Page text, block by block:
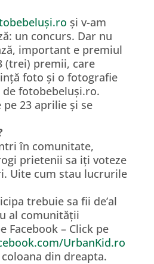
și v-am
un concurs. Dar nu
important e premiul
(trei) premii, care
foto și o fotografie
fotobebeluși.ro.
pe 23 aprilie și se
în comunitate,
prietenii sa iți voteze
Uite cum stau lucrurile
trebuie sa fii de’al
al comunității
Facebook – Click pe
UrbanKid.ro
din dreapta.